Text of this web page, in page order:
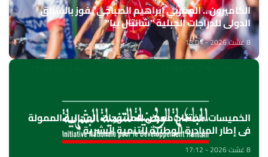
الكاميرون .. المغربي إبراهيم الصباحي يفوز بالسباق
الدولي للدراجات الجبلية "شانتال بيا"
8 غشت 2026 - 18:04
الخميسات ..افتتاح معرض للمنتوجات المجالية الممولة
في إطار المبادرة الوطنية للتنمية البشرية
8 غشت 2026 - 17:12